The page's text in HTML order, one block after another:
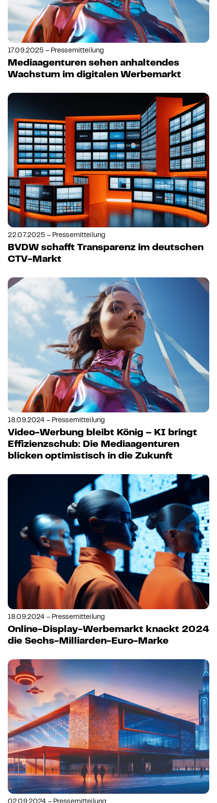
17.09.2025 – Pressemitteilung
Mediaagenturen sehen anhaltendes
Wachstum im digitalen Werbemarkt
22.07.2025 – Pressemitteilung
BVDW schafft Transparenz im deutschen
CTV-Markt
18.09.2024 – Pressemitteilung
Video-Werbung bleibt König – KI bringt
Effizienzschub: Die Mediaagenturen
blicken optimistisch in die Zukunft
18.09.2024 – Pressemitteilung
Online-Display-Werbemarkt knackt 2024
die Sechs-Milliarden-Euro-Marke